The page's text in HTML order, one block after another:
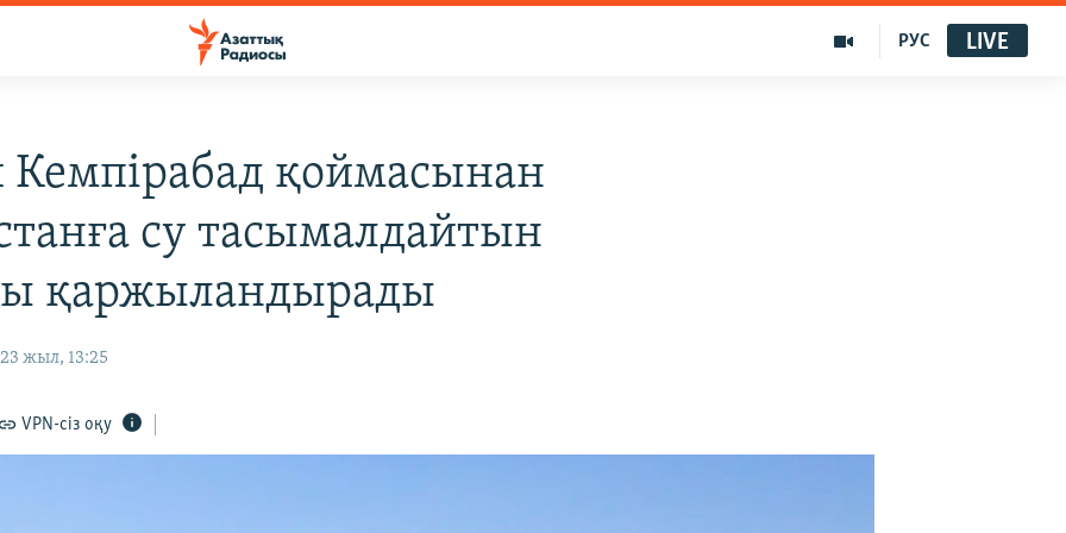
РУС LIVE
қоймасынан
су тасымалдайтын
қаржыландырады
жыл, 13:25
VPN-сіз оқу